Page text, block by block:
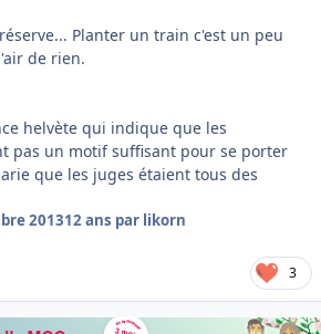
Planter un train c'est un peu
de rien.
helvète qui indique que les
pas un motif suffisant pour se porter
que les juges étaient tous des
201312 ans par likorn
3